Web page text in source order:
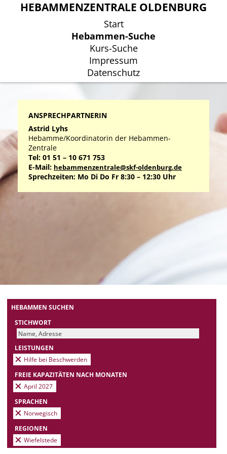
HEBAMMENZENTRALE OLDENBURG
Start
Hebammen-Suche
Kurs-Suche
Impressum
Datenschutz
HEBAMMENZENTRALE OLDENBURG
Start
Hebammen-Suche
Kurs-Suche
Impressum
Datenschutz
ANSPRECHPARTNERIN
Astrid Lyhs
Hebamme/Koordinatorin der Hebammen-
Zentrale
Tel: 01 51 – 10 671 753
E-Mail: hebammenzentrale@skf-oldenburg.de
Sprechzeiten: Mo Di Do Fr 8:30 – 12:30 Uhr
HEBAMMEN SUCHEN
STICHWORT
LEISTUNGEN
Hilfe bei Beschwerden
FREIE KAPAZITÄTEN NACH MONATEN
April 2027
SPRACHEN
Norwegisch
REGIONEN
Wiefelstede